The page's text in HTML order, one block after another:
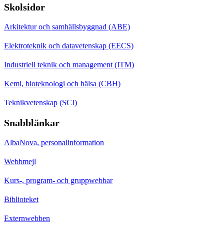
Skolsidor
Arkitektur och samhällsbyggnad (ABE)
Elektroteknik och datavetenskap (EECS)
Industriell teknik och management (ITM)
Kemi, bioteknologi och hälsa (CBH)
Teknikvetenskap (SCI)
Snabblänkar
AlbaNova, personalinformation
Webbmejl
Kurs-, program- och gruppwebbar
Biblioteket
Externwebben